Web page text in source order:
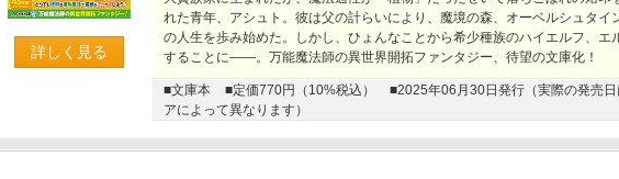
詳しく見る
れた青年、アシュト。彼は父の計らいにより、魔境の森、オーベルシュタイ
の人生を歩み始めた。しかし、ひょんなことから希少種族のハイエルフ、エ
することに――。万能魔法師の異世界開拓ファンタジー、待望の文庫化！
■文庫本 ■定価770円（10%税込）
■2025年06月30日発行（実際の発売日
アによって異なります）